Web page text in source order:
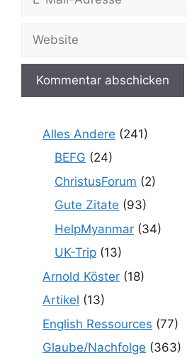
Mail-
Alles Andere (241)
BEFG (24)
ChristusForum (2)
Gute Zitate (93)
HelpMyanmar (34)
UK-Trip (13)
Arnold Köster (18)
Artikel (13)
English Ressources (77)
Glaube/Nachfolge (363)